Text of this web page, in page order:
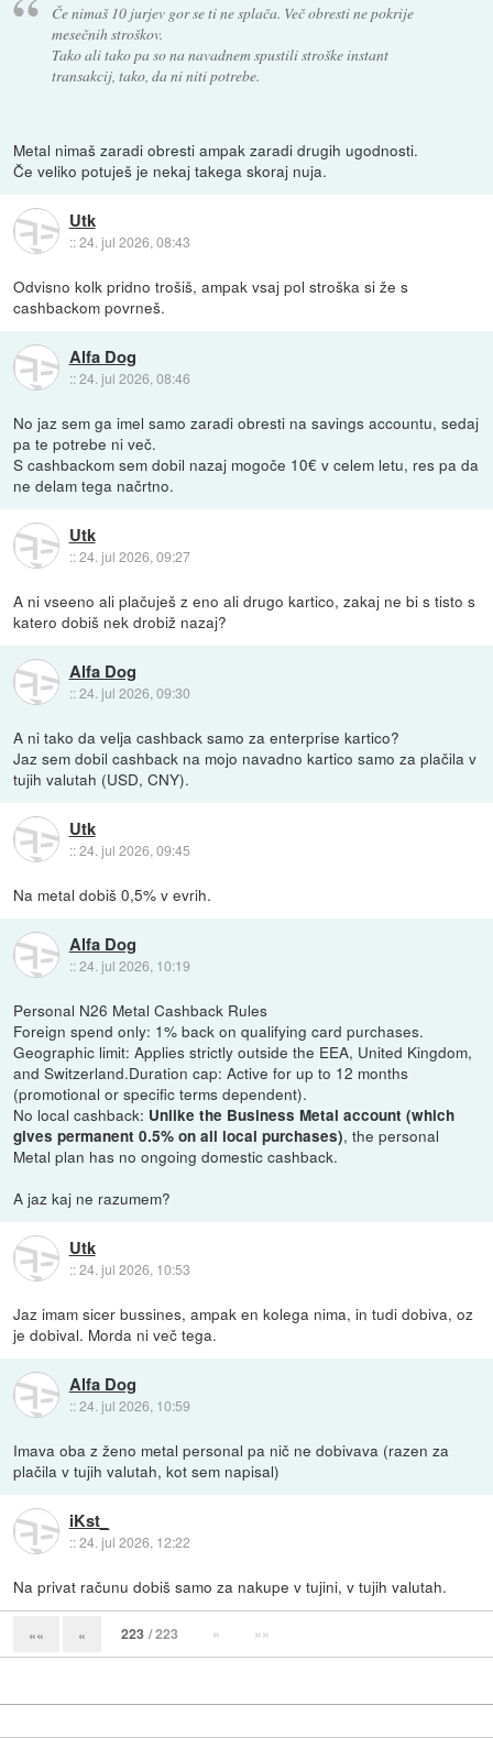
Če nimaš 10 jurjev gor se ti ne splača. Več obresti ne pokrije
mesečnih stroškov.
Tako ali tako pa so na navadnem spustili stroške instant
transakcij, tako, da ni niti potrebe.
Metal nimaš zaradi obresti ampak zaradi drugih ugodnosti.
Če veliko potuješ je nekaj takega skoraj nuja.
Utk
::24. jul 2026, 08:43
Odvisno kolk pridno trošiš, ampak vsaj pol stroška si že s
cashbackom povrneš.
Alfa Dog
::24. jul 2026, 08:46
No jaz sem ga imel samo zaradi obresti na savings accountu, sedaj
pa te potrebe ni več.
S cashbackom sem dobil nazaj mogoče 10€ v celem letu, res pa da
ne delam tega načrtno.
Utk
::24. jul 2026, 09:27
A ni vseeno ali plačuješ z eno ali drugo kartico, zakaj ne bi s tisto s
katero dobiš nek drobiž nazaj?
Alfa Dog
::24. jul 2026, 09:30
A ni tako da velja cashback samo za enterprise kartico?
Jaz sem dobil cashback na mojo navadno kartico samo za plačila v
tujih valutah (USD, CNY).
Utk
::24. jul 2026, 09:45
Na metal dobiš 0,5% v evrih.
Alfa Dog
::24. jul 2026, 10:19
Personal N26 Metal Cashback Rules
Foreign spend only: 1% back on qualifying card purchases.
Geographic limit: Applies strictly outside the EEA, United Kingdom,
and Switzerland.Duration cap: Active for up to 12 months
(promotional or specific terms dependent).
No local cashback: Unlike the Business Metal account (which
gives permanent 0.5% on all local purchases), the personal
Metal plan has no ongoing domestic cashback.
A jaz kaj ne razumem?
Utk
::24. jul 2026, 10:53
Jaz imam sicer bussines, ampak en kolega nima, in tudi dobiva, oz
je dobival. Morda ni več tega.
Alfa Dog
::24. jul 2026, 10:59
Imava oba z ženo metal personal pa nič ne dobivava (razen za
plačila v tujih valutah, kot sem napisal)
iKst_
::24. jul 2026, 12:22
Na privat računu dobiš samo za nakupe v tujini, v tujih valutah.
«« « 223 / 223 » »»